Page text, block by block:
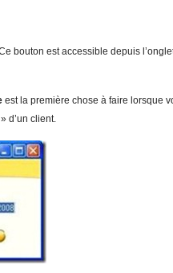
bouton est accessible depuis
est la première chose à faire lorsque
d’un client.